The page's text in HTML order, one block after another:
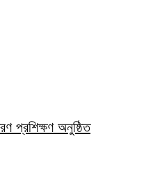
প্রশিক্ষণ অনুষ্ঠিত